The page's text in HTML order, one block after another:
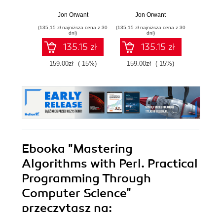
Jon Orwant
(135,15 zł najniższa cena z 30
dni)
135.15 zł
159.00zł (-15%)
Jon Orwant
(135,15 zł najniższa cena z 30
dni)
135.15 zł
159.00zł (-15%)
Ebooka "Mastering
Algorithms with Perl. Practical
Programming Through
Computer Science"
przeczytasz na: